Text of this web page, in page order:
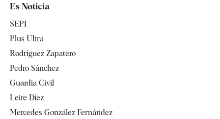
Televisión
Es Noticia
SEPI
Plus Ultra
Rodríguez Zapatero
Pedro Sánchez
Guardia Civil
Leire Díez
Mercedes González Fernández